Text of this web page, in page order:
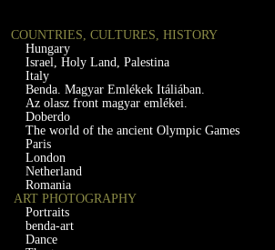
COUNTRIES, CULTURES, HISTORY
Hungary
Israel, Holy Land, Palestina
Italy
Benda. Magyar Emlékek Itáliában.
Az olasz front magyar emlékei.
Doberdo
The world of the ancient Olympic Games
Paris
London
Netherland
Romania
ART PHOTOGRAPHY
Portraits
benda-art
Dance